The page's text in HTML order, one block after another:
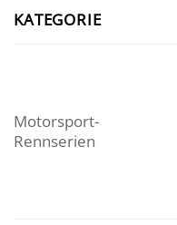
KATEGORIE
Motorsport-
Rennserien